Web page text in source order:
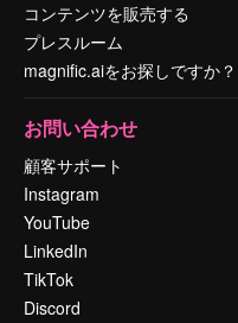
コンテンツを販売する
プレスルーム
magnific.aiをお探しですか？
お問い合わせ
顧客サポート
Instagram
YouTube
LinkedIn
TikTok
Discord